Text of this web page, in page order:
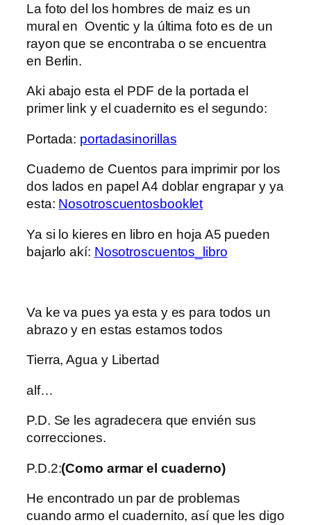
La foto del los hombres de maiz es un
mural en Oventic y la última foto es de un
rayon que se encontraba o se encuentra
en Berlin.
Aki abajo esta el PDF de la portada el
primer link y el cuadernito es el segundo:
Portada: portadasinorillas
Cuaderno de Cuentos para imprimir por los
dos lados en papel A4 doblar engrapar y ya
esta: Nosotroscuentosbooklet
Ya si lo kieres en libro en hoja A5 pueden
bajarlo akí: Nosotroscuentos_libro
Va ke va pues ya esta y es para todos un
abrazo y en estas estamos todos
Tierra, Agua y Libertad
alf…
P.D. Se les agradecera que envién sus
correcciones.
P.D.2:(Como armar el cuaderno)
He encontrado un par de problemas
cuando armo el cuadernito, así que les digo